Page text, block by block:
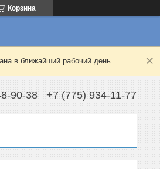
Корзина
в ближайший рабочий день.
90-38 +7 (775) 934-11-77